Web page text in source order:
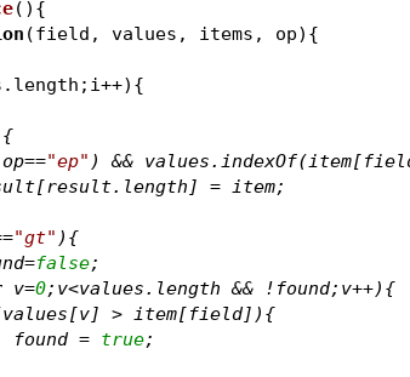
( ) {
(field, values, items, op) {
"ep" ) &&
result[result.length] = item;
"gt" ){
false;
v=0;v<values.length && !found;v++){
> item[field]){
                            found =
true;